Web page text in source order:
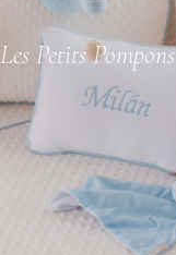
Les Petits Pompons